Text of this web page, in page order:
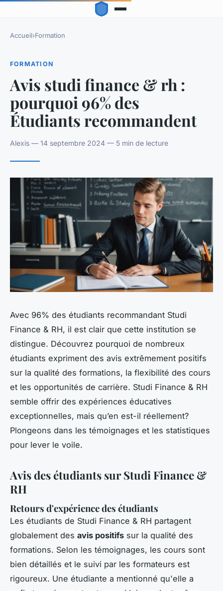
Accueil›Formation
FORMATION
Avis studi finance & rh :
pourquoi 96% des
Étudiants recommandent
Alexis — 14 septembre 2024 — 5 min de lecture
Avec 96% des étudiants recommandant Studi
Finance & RH, il est clair que cette institution se
distingue. Découvrez pourquoi de nombreux
étudiants expriment des avis extrêmement positifs
sur la qualité des formations, la flexibilité des cours
et les opportunités de carrière. Studi Finance & RH
semble offrir des expériences éducatives
exceptionnelles, mais qu’en est-il réellement?
Plongeons dans les témoignages et les statistiques
pour lever le voile.
Avis des étudiants sur Studi Finance &
RH
Retours d'expérience des étudiants
Les étudiants de Studi Finance & RH partagent
globalement des avis positifs sur la qualité des
formations. Selon les témoignages, les cours sont
bien détaillés et le suivi par les formateurs est
rigoureux. Une étudiante a mentionné qu'elle a